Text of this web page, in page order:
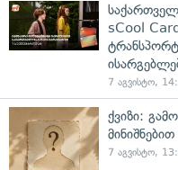
sCool
7 აგვისტო,
ქვიზი:
მინიშნებით
7 აგვისტო,